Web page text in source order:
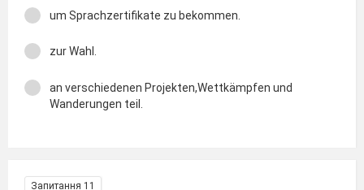
um Sprachzertifikate zu bekommen.
zur Wahl.
an verschiedenen Projekten,Wettkämpfen und
Wanderungen teil.
Запитання 11